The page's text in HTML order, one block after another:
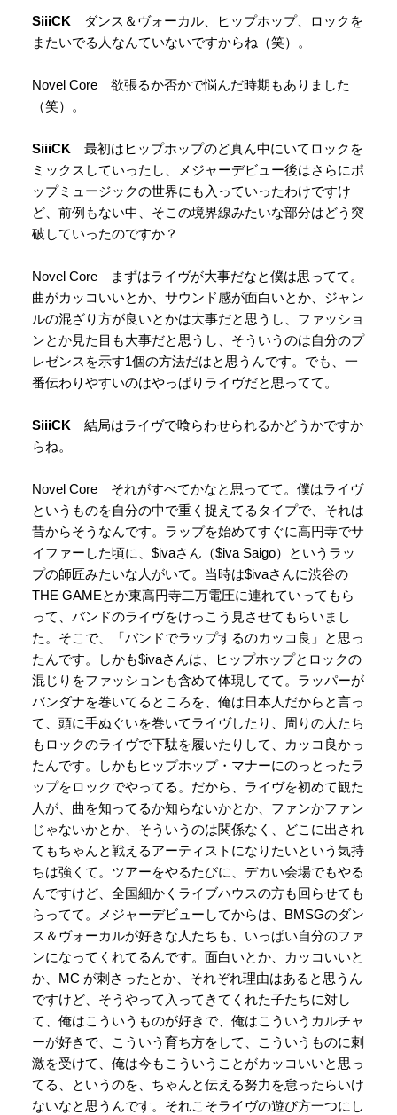
SiiiCKダンス＆ヴォーカル、ヒップホップ、ロックを
またいでる人なんていないですからね（笑）。
Novel Core 欲張るか否かで悩んだ時期もありました
（笑）。
SiiiCK最初はヒップホップのど真ん中にいてロックを
ミックスしていったし、メジャーデビュー後はさらにポ
ップミュージックの世界にも入っていったわけですけ
ど、前例もない中、そこの境界線みたいな部分はどう突
破していったのですか？
Novel Core まずはライヴが大事だなと僕は思ってて。
曲がカッコいいとか、サウンド感が面白いとか、ジャン
ルの混ざり方が良いとかは大事だと思うし、ファッショ
ンとか見た目も大事だと思うし、そういうのは自分のプ
レゼンスを示す1個の方法だはと思うんです。でも、一
番伝わりやすいのはやっぱりライヴだと思ってて。
SiiiCK結局はライヴで喰らわせられるかどうかですか
らね。
Novel Core それがすべてかなと思ってて。僕はライヴ
というものを自分の中で重く捉えてるタイプで、それは
昔からそうなんです。ラップを始めてすぐに高円寺でサ
イファーした頃に、$ivaさん（$iva Saigo）というラッ
プの師匠みたいな人がいて。当時は$ivaさんに渋谷の
THE GAMEとか東高円寺二万電圧に連れていってもら
って、バンドのライヴをけっこう見させてもらいまし
た。そこで、「バンドでラップするのカッコ良」と思っ
たんです。しかも$ivaさんは、ヒップホップとロックの
混じりをファッションも含めて体現してて。ラッパーが
バンダナを巻いてるところを、俺は日本人だからと言っ
て、頭に手ぬぐいを巻いてライヴしたり、周りの人たち
もロックのライヴで下駄を履いたりして、カッコ良かっ
たんです。しかもヒップホップ・マナーにのっとったラ
ップをロックでやってる。だから、ライヴを初めて観た
人が、曲を知ってるか知らないかとか、ファンかファン
じゃないかとか、そういうのは関係なく、どこに出され
てもちゃんと戦えるアーティストになりたいという気持
ちは強くて。ツアーをやるたびに、デカい会場でもやる
んですけど、全国細かくライブハウスの方も回らせても
らってて。メジャーデビューしてからは、BMSGのダン
ス＆ヴォーカルが好きな人たちも、いっぱい自分のファ
ンになってくれてるんです。面白いとか、カッコいいと
か、MC が刺さったとか、それぞれ理由はあると思うん
ですけど、そうやって入ってきてくれた子たちに対し
て、俺はこういうものが好きで、俺はこういうカルチャ
ーが好きで、こういう育ち方をして、こういうものに刺
激を受けて、俺は今もこういうことがカッコいいと思っ
てる、というのを、ちゃんと伝える努力を怠ったらいけ
ないなと思うんです。それこそライヴの遊び方一つにし